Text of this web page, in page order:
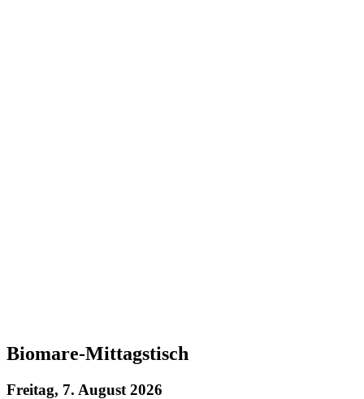
Biomare-Mittagstisch
Freitag, 7. August 2026